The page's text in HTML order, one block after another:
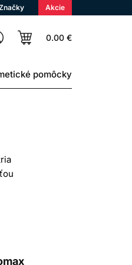
Akcie
0.00 €
pomôcky
na